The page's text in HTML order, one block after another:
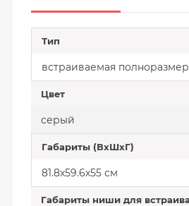
Тип
встраиваемая
Цвет
серый
Габариты (ВхШхГ)
81.8х59.6х55 см
Габариты ниши для